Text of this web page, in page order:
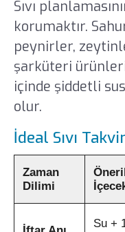
Sıvı
korumaktır.
peynirler,
şarküteri
içinde şiddetli
olur.
İdeal Sıvı
Zaman
Dilimi
Su +